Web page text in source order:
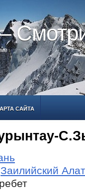
САЙТА
Заилийский